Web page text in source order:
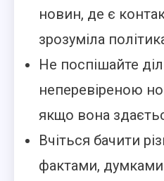
новин, де є
зрозуміла
Не поспішайте
неперевіреною
якщо вона
Вчіться бачити
фактами, думками